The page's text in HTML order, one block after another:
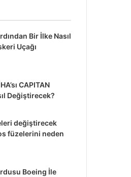
Bir İlke Nasıl
Uçağı
CAPITAN
Değiştirecek?
değiştirecek
füzelerini neden
Boeing İle